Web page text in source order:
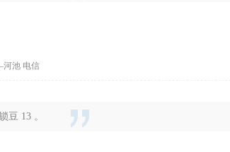
河池 电信
豆 13 。